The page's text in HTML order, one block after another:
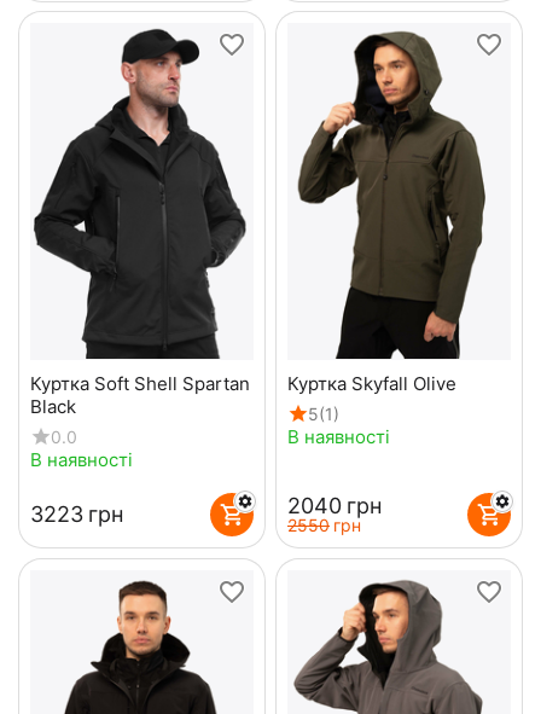
Куртка Soft Shell Spartan
Black
0.0
В наявності
‍3223‍ грн
Куртка Skyfall Olive
5(1)
В наявності
‍2040‍ грн
‍2550‍ грн